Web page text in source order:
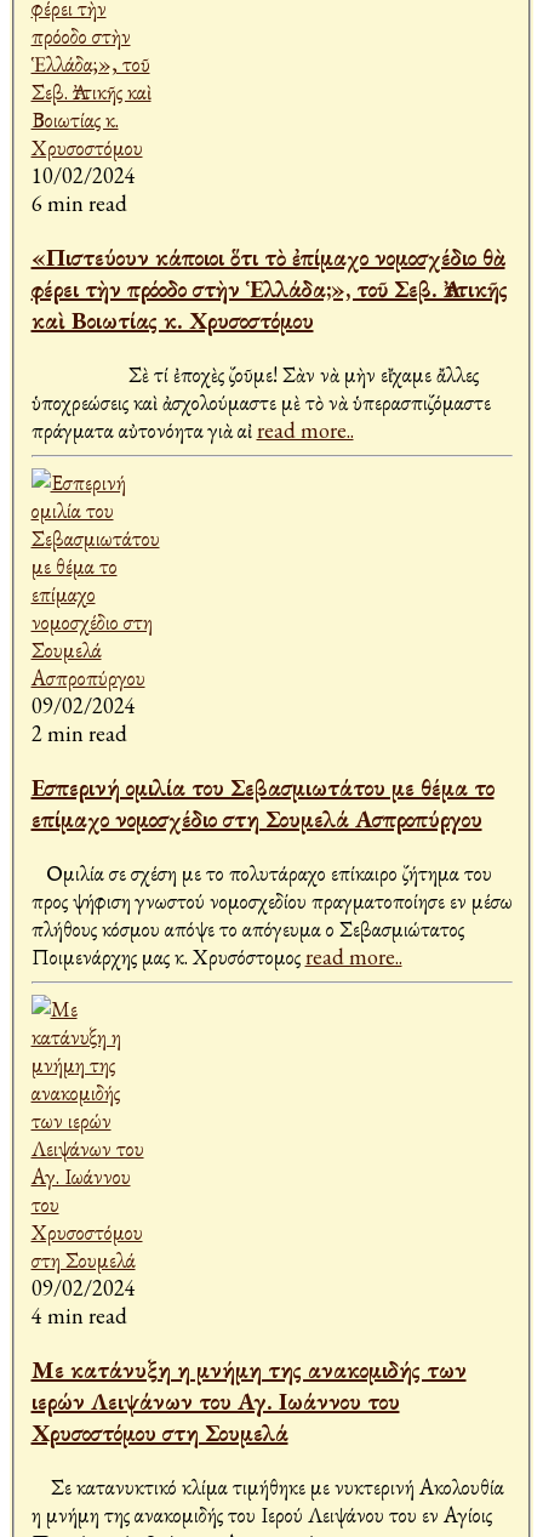
10/02/2024
6 min read
«Πιστεύουν κάποιοι ὅτι τὸ ἐπίμαχο νομοσχέδιο θὰ
φέρει τὴν πρόοδο στὴν Ἑλλάδα;», τοῦ Σεβ. Ἀττικῆς
καὶ Βοιωτίας κ. Χρυσοστόμου
Σὲ τί ἐποχὲς ζοῦμε! Σὰν νὰ μὴν εἴχαμε ἄλλες
ὑποχρεώσεις καὶ ἀσχολούμαστε μὲ τὸ νὰ ὑπερασπιζόμαστε
πράγματα αὐτονόητα γιὰ αἰread more..
09/02/2024
2 min read
Εσπερινή ομιλία του Σεβασμιωτάτου με θέμα το
επίμαχο νομοσχέδιο στη Σουμελά Ασπροπύργου
Ομιλία σε σχέση με το πολυτάραχο επίκαιρο ζήτημα του
προς ψήφιση γνωστού νομοσχεδίου πραγματοποίησε εν μέσω
πλήθους κόσμου απόψε το απόγευμα ο Σεβασμιώτατος
Ποιμενάρχης μας κ. Χρυσόστομοςread more..
09/02/2024
4 min read
Με κατάνυξη η μνήμη της ανακομιδής των
ιερών Λειψάνων του Αγ. Ιωάννου του
Χρυσοστόμου στη Σουμελά
Σε κατανυκτικό κλίμα τιμήθηκε με νυκτερινή Ακολουθία
η μνήμη της ανακομιδής του Ιερού Λειψάνου του εν Αγίοις